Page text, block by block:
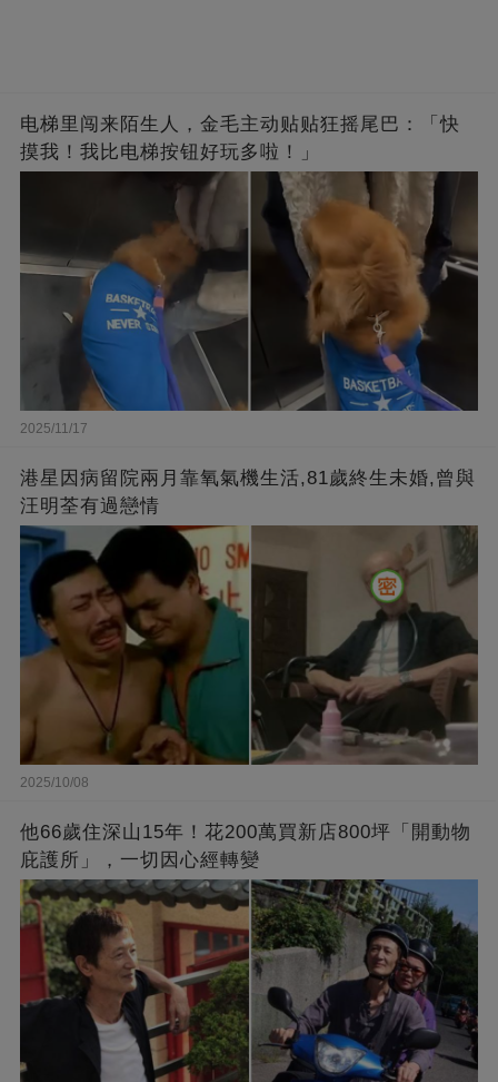
电梯里闯来陌生人，金毛主动贴贴狂摇尾巴：「快
摸我！我比电梯按钮好玩多啦！」
2025/11/17
港星因病留院兩月靠氧氣機生活,81歲終生未婚,曾與
汪明荃有過戀情
2025/10/08
他66歲住深山15年！花200萬買新店800坪「開動物
庇護所」，一切因心經轉變